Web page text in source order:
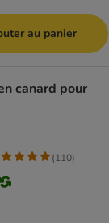
au panier
canard pour
(110)